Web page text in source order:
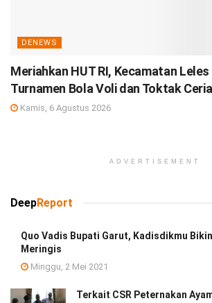
DENEWS
Meriahkan HUT RI, Kecamatan
Turnamen Bola Voli dan Toktak Ceria
Kamis, 6 Agustus 2026
ADVERTISEMENT
DeepReport
Quo Vadis Bupati Garut, Kadisdikmu
Meringis
Minggu, 2 Mei 2021
Terkait CSR Peternakan